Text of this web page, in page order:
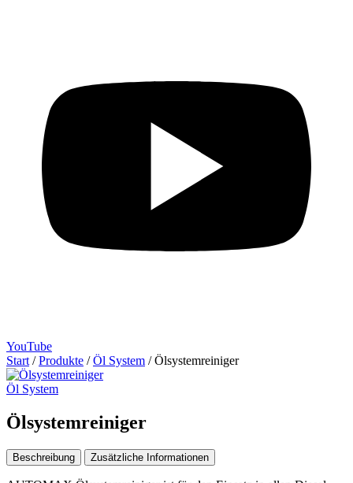
YouTube
Start / Produkte / Öl System / Ölsystemreiniger
Öl System
Ölsystemreiniger
Beschreibung Zusätzliche Informationen